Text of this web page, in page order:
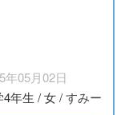
年05月02日
4年生 /女/すみー